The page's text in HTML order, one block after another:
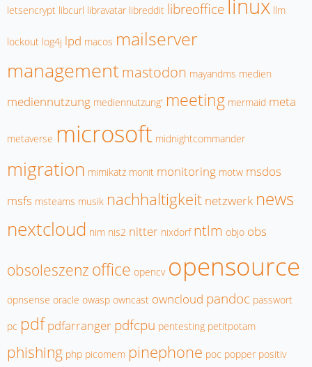
letsencrypt libcurl libravatar libreddit libreoffice linux llm
lockout log4j lpd macos mailserver
managementmastodon mayandms medien
mediennutzung mediennutzung' meeting mermaid meta
metaverse microsoft midnightcommander
migration mimikatz monit monitoring motw msdos
msfs msteams musik nachhaltigkeit netzwerk news
nextcloud nim nis2 nitter nixdorf ntlm objo obs
obsoleszenz office opencv opensource
opnsense oracle owasp owncast owncloud pandoc passwort
pc pdf pdfarranger pdfcpu pentesting petitpotam
phishing php picomem pinephone poc popper positiv